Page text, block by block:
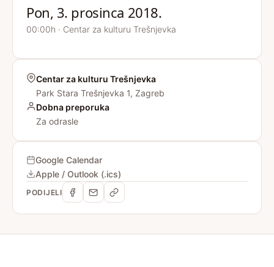
Pon, 3. prosinca 2018.
00:00h · Centar za kulturu Trešnjevka
Centar za kulturu Trešnjevka
Park Stara Trešnjevka 1, Zagreb
Dobna preporuka
Za odrasle
Google Calendar
Apple / Outlook (.ics)
PODIJELI